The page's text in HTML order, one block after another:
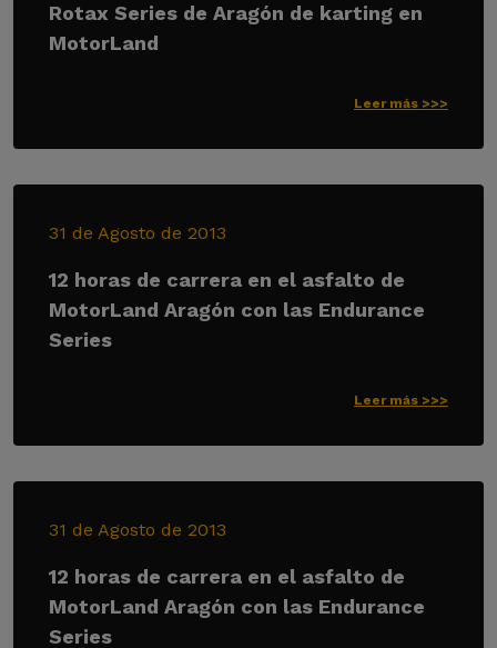
Rotax Series de Aragón de karting en
MotorLand
Leer más >>>
31 de Agosto de 2013
12 horas de carrera en el asfalto de
MotorLand Aragón con las Endurance
Series
Leer más >>>
31 de Agosto de 2013
12 horas de carrera en el asfalto de
MotorLand Aragón con las Endurance
Series